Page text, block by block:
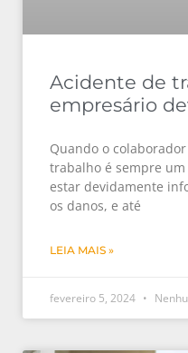
Acidente de
empresário
Quando o
trabalho é sempre
estar devidamente
os danos, e até
LEIA MAIS »
fevereiro 5, 2024